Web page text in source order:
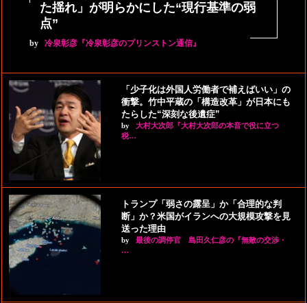
た揺れ」が明らかにした“現行基準の弱
点”
by 冷泉彰彦『冷泉彰彦のプリンストン通信』
「少子化は外国人労働者で補えばいい」の
衝撃。竹中平蔵の「構造改革」が日本にも
たらした“深刻な後遺症”
by
大村大次郎『大村大次郎の本音で役に立つ
税…
トランプ「弱さの露呈」か「合理的な判
断」か？米国がイランへの大規模攻撃を見
送った理由
by
最後の調停官 島田久仁彦の『無敵の交渉・
…